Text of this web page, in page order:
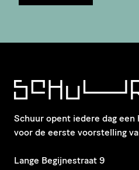
Schuur opent iedere dag een
voor de eerste voorstelling
​Lange Begijnestraat 9